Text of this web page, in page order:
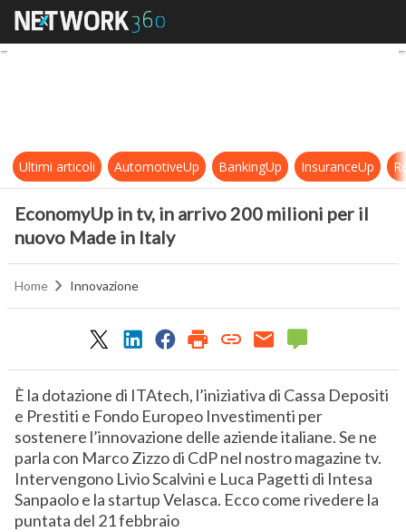
EconomyUp in tv, in arrivo 200
Ultimi articoli AutomotiveUp BankingUp InsuranceUp
EconomyUp in tv, in arrivo 200 milioni per il
nuovo Made in Italy
Home Innovazione
È la dotazione di ITAtech, l’iniziativa di Cassa Depositi
e Prestiti e Fondo Europeo Investimenti per
sostenere l’innovazione delle aziende italiane. Se ne
parla con Marco Zizzo di CdP nel nostro magazine tv.
Intervengono Livio Scalvini e Luca Pagetti di Intesa
Sanpaolo e la startup Velasca. Ecco come rivedere la
puntata del 21 febbraio